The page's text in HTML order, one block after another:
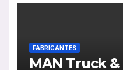
FABRICANTES
MAN Truck